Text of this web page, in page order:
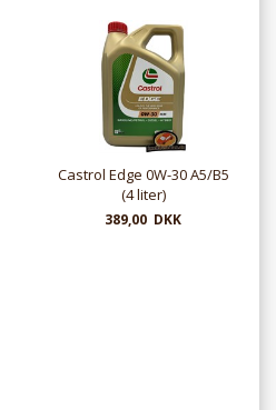
Castrol Edge 0W-30 A5/B5
(4 liter)
389,00 DKK